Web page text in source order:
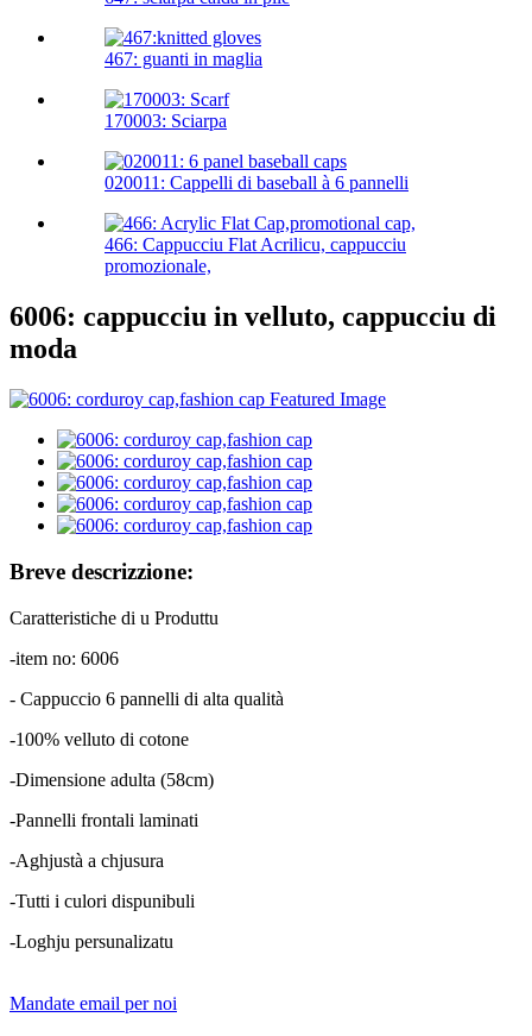
467: guanti in maglia
170003: Sciarpa
020011: Cappelli di baseball à 6 pannelli
466: Cappucciu Flat Acrilicu, cappucciu
promozionale,
6006: cappucciu in velluto, cappucciu di
moda
Breve descrizzione:
Caratteristiche di u Produttu
-item no: 6006
- Cappuccio 6 pannelli di alta qualità
-100% velluto di cotone
-Dimensione adulta (58cm)
-Pannelli frontali laminati
-Aghjustà a chjusura
-Tutti i culori dispunibuli
-Loghju persunalizatu
Mandate email per noi